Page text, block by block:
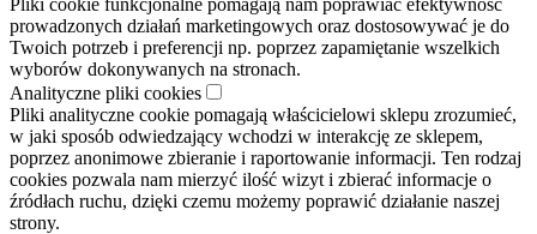
prowadzonych działań marketingowych oraz dostosowywać je do
Twoich potrzeb i preferencji np. poprzez zapamiętanie wszelkich
wyborów dokonywanych na stronach.
Analityczne pliki cookies
Pliki analityczne cookie pomagają właścicielowi sklepu zrozumieć,
w jaki sposób odwiedzający wchodzi w interakcję ze sklepem,
poprzez anonimowe zbieranie i raportowanie informacji. Ten rodzaj
cookies pozwala nam mierzyć ilość wizyt i zbierać informacje o
źródłach ruchu, dzięki czemu możemy poprawić działanie naszej
strony.